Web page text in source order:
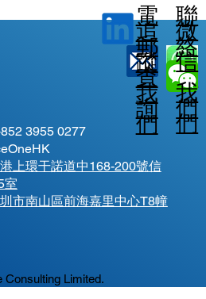
Limited.
3955 0277
上環干諾道中168-200號信
室
市南山區前海嘉里中心T8幢
電
郵
查
詢
追
蹤
我
們
聯
絡
我
們
微
信
我
們